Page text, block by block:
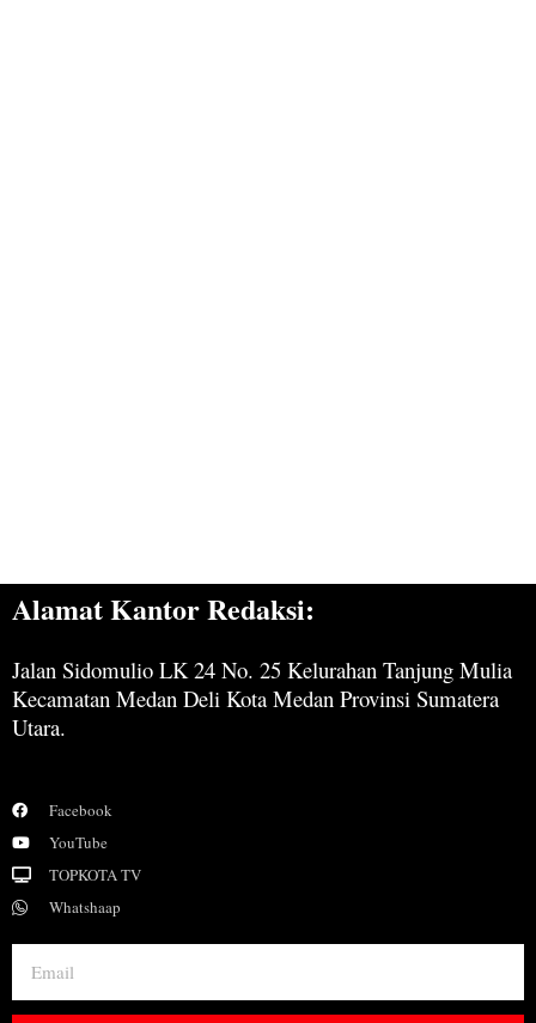
Alamat Kantor Redaksi:
Jalan Sidomulio LK 24 No. 25 Kelurahan Tanjung Mulia
Kecamatan Medan Deli Kota Medan Provinsi Sumatera
Utara.
Facebook
YouTube
TOPKOTA TV
Whatshaap